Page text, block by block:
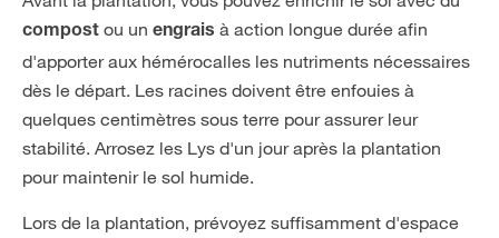
compost ou un engrais à action longue durée afin
d'apporter aux hémérocalles les nutriments nécessaires
dès le départ. Les racines doivent être enfouies à
quelques centimètres sous terre pour assurer leur
stabilité. Arrosez les Lys d'un jour après la plantation
pour maintenir le sol humide.
Lors de la plantation, prévoyez suffisamment d'espace